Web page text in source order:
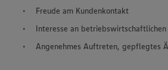
Freude am Kundenkontakt
Interesse an betriebswirtschaftlichen
Angenehmes Auftreten, gepflegtes